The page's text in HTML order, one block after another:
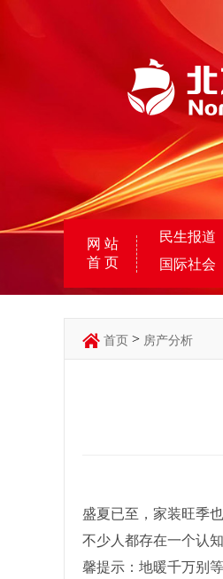
网 站
首 页
民生报道
国际社会
首页 > 房产分析
盛夏已至，家装旺季
不少人都存在一个认
馨提示：地暖千万别